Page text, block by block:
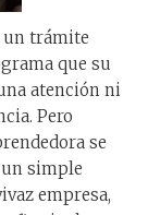
un trámite
que su
atención ni
Pero
se
un simple
empresa,